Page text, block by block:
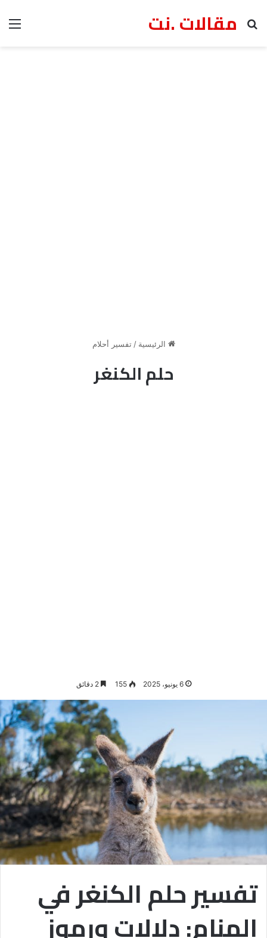
مقالات .نت
بحث عن
الرئيسية / تفسير أحلام
حلم الكنغر
6 يونيو، 2025 155 2 دقائق
تفسير حلم الكنغر في
المنام: دلالات ورموز